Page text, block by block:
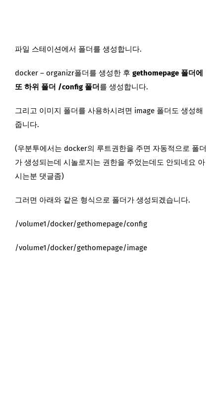
파일 스테이션에서 폴더를 생성합니다.
docker – organizr폴더를 생성한 후 gethomepage 폴더에
또 하위 폴더 /config 폴더를 생성합니다.
그리고 이미지 폴더를 사용하시려면 image 폴더도 생성해
줍니다.
(우분투에서는 docker의 루트권한을 주면 자동적으로 폴더
가 생성되는데 시놀로지는 권한을 주었는데도 안되네요 아
시는분 댓글좀)
그러면 아래와 같은 형식으로 폴더가 생성되겠습니다.
/volume1/docker/gethomepage/config
/volume1/docker/gethomepage/image